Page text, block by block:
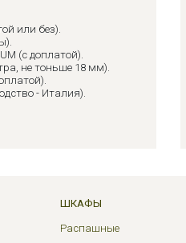
или без).
(с доплатой).
не тоньше 18 мм).
- Италия).
ШКАФЫ
Распашные